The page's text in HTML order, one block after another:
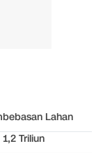
Lahan
Triliun